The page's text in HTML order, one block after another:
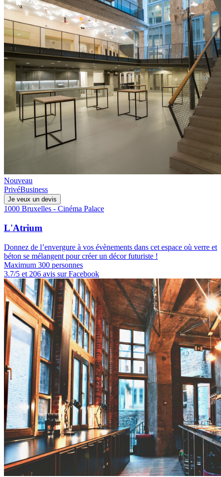
Nouveau
PrivéBusiness
Je veux un devis
1000 Bruxelles - Cinéma Palace
L'Atrium
Donnez de l’envergure à vos évènements dans cet espace où verre et
béton se mélangent pour créer un décor futuriste !
Maximum 300 personnes
3.7/5 et 206 avis sur Facebook